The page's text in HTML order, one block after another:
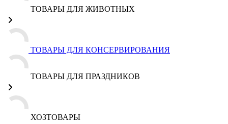
ТОВАРЫ ДЛЯ ЖИВОТНЫХ
ТОВАРЫ ДЛЯ КОНСЕРВИРОВАНИЯ
ТОВАРЫ ДЛЯ ПРАЗДНИКОВ
ХОЗТОВАРЫ